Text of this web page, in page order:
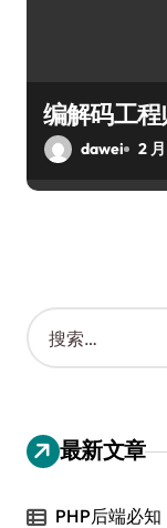
编解码工
dawei 2
搜
索
：
最新文章
PHP后端必知